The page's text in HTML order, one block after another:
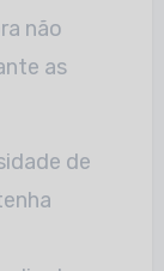
não
as
de